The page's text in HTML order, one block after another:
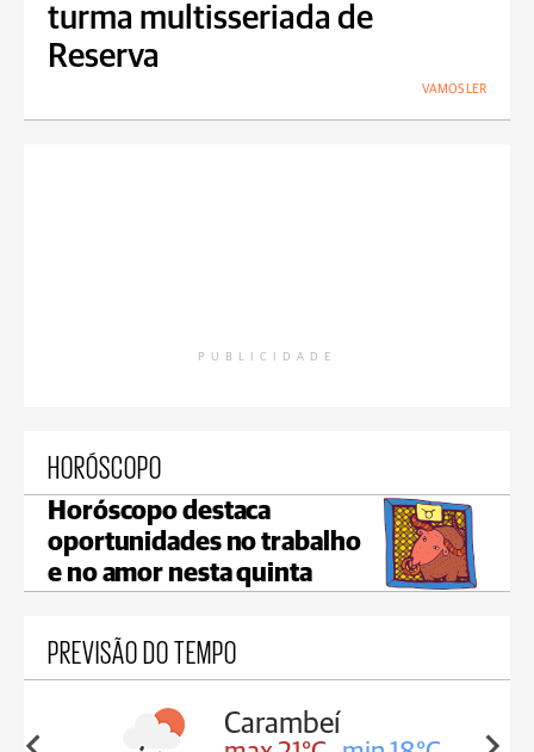
turma multisseriada de
Reserva
VAMOS LER
PUBLICIDADE
HORÓSCOPO
Horóscopo destaca
oportunidades no trabalho
e no amor nesta quinta
PREVISÃO DO TEMPO
Jaguariaíva